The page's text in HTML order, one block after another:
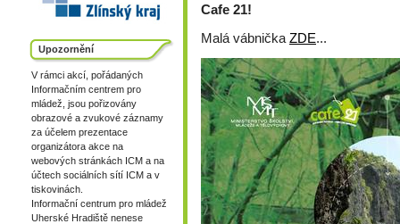
Upozornění
V rámci akcí, pořádaných
Informačním centrem pro
mládež, jsou pořizovány
obrazové a zvukové záznamy
za účelem prezentace
organizátora akce na
webových stránkách ICM a na
účtech sociálních sítí ICM a v
tiskovinách.
Informační centrum pro mládež
Uherské Hradiště nenese
Cafe 21!
Malá vábničkaZDE...